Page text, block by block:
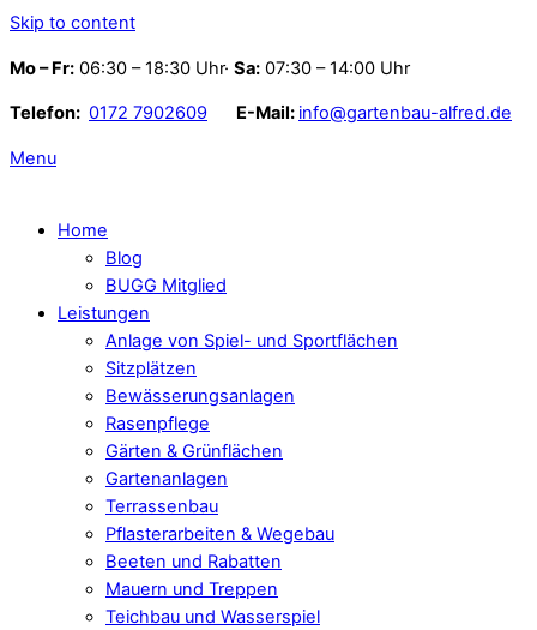
Skip to content
Mo – Fr: 06:30 – 18:30 Uhr· Sa: 07:30 – 14:00 Uhr
Telefon: 0172 7902609 E-Mail: info@gartenbau-alfred.de
Menu
Home
Blog
BUGG Mitglied
Leistungen
Anlage von Spiel- und Sportflächen
Sitzplätzen
Bewässerungsanlagen
Rasenpflege
Gärten & Grünflächen
Gartenanlagen
Terrassenbau
Pflasterarbeiten & Wegebau
Beeten und Rabatten
Mauern und Treppen
Teichbau und Wasserspiel